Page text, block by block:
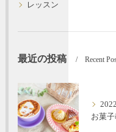
レッスン
最近の投稿 Recent
お菓